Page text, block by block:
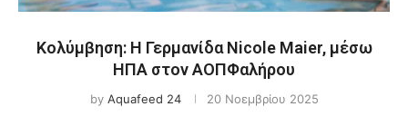
Κολύμβηση: Η Γερμανίδα Nicole Maier, μέσω
ΗΠΑ στον ΑΟΠΦαλήρου
by Aquafeed 24 20 Νοεμβρίου 2025